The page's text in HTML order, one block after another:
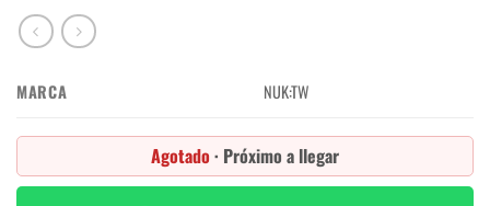
MARCA NUK:TW
Agotado · Próximo a llegar